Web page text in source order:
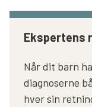
Ekspertens
Når dit barn
diagnoserne
hver sin